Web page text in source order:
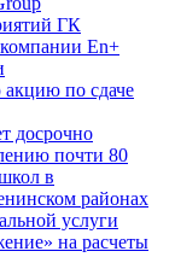
ГК
En+
акцию по сдаче
досрочно
почти 80
в
районах
услуги
на расчеты